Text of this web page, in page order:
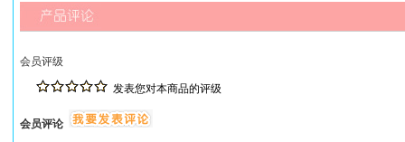
会员评级
发表您对本商品的评级
会员评论